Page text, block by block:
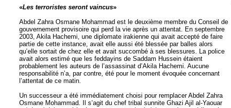
«Les terroristes seront vaincus»
Abdel Zahra Osmane Mohammad est le deuxième membre du Conseil de
gouvernement provisoire qui perd la vie après un attentat. En septembre
2003, Akila Hachemi, une diplomate irakienne qui avait accepté de faire
partie de cette instance, avait elle aussi été blessée par balles alors
qu’elle sortait de chez elle et avait succombé à ses blessures. La police
avait alors estimé que les feddayins de Saddam Hussein étaient
probablement les auteurs de l’assassinat d’Akila Hachemi. Aucune
responsabilité n’a, par contre, été pour le moment évoquée concernant
l’attentat de ce matin.
Un successeur a été immédiatement choisi pour remplacer Abdel Zahra
Osmane Mohammad. Il s’agit du chef tribal sunnite Ghazi Ajil al-Yaouar